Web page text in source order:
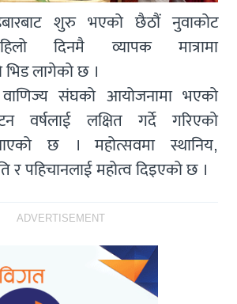
शुरु भएको छैठौं नुवाकोट
दिनमै व्यापक मात्रामा
लागेको छ ।
वाणिज्य संघको आयोजनामा भएको
वर्षलाई लक्षित गर्दे गरिएको
छ । महोत्सवमा स्थानिय,
र पहिचानलाई महोत्व दिइएको छ ।
ADVERTISEMENT